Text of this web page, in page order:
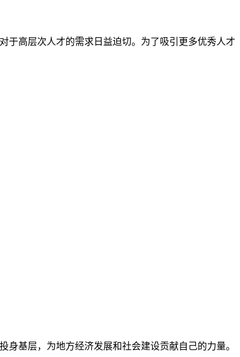
于高层次人才的需求日益迫切。为了吸引更多优秀人才
基层，为地方经济发展和社会建设贡献自己的力量。